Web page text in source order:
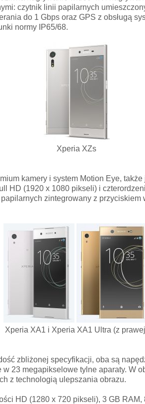
czytnik linii papilarnych
do 1 Gbps oraz GPS z obsługą
normy IP65/68.
Xperia XZs
kamery i system Motion Eye,
HD (1920 x 1080 pikseli) i
zintegrowany z przyciskiem
Xperia XA1 i Xperia XA1 Ultra (z
zbliżonej specyfikacji, oba są
w 23 megapikselowe tylne aparaty. W
z technologią ulepszania obrazu.
HD (1280 x 720 pikseli), 3 GB